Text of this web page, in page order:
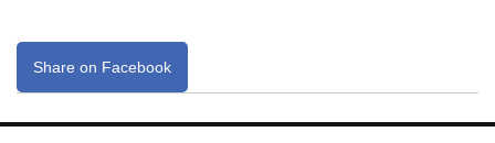
Share on Facebook